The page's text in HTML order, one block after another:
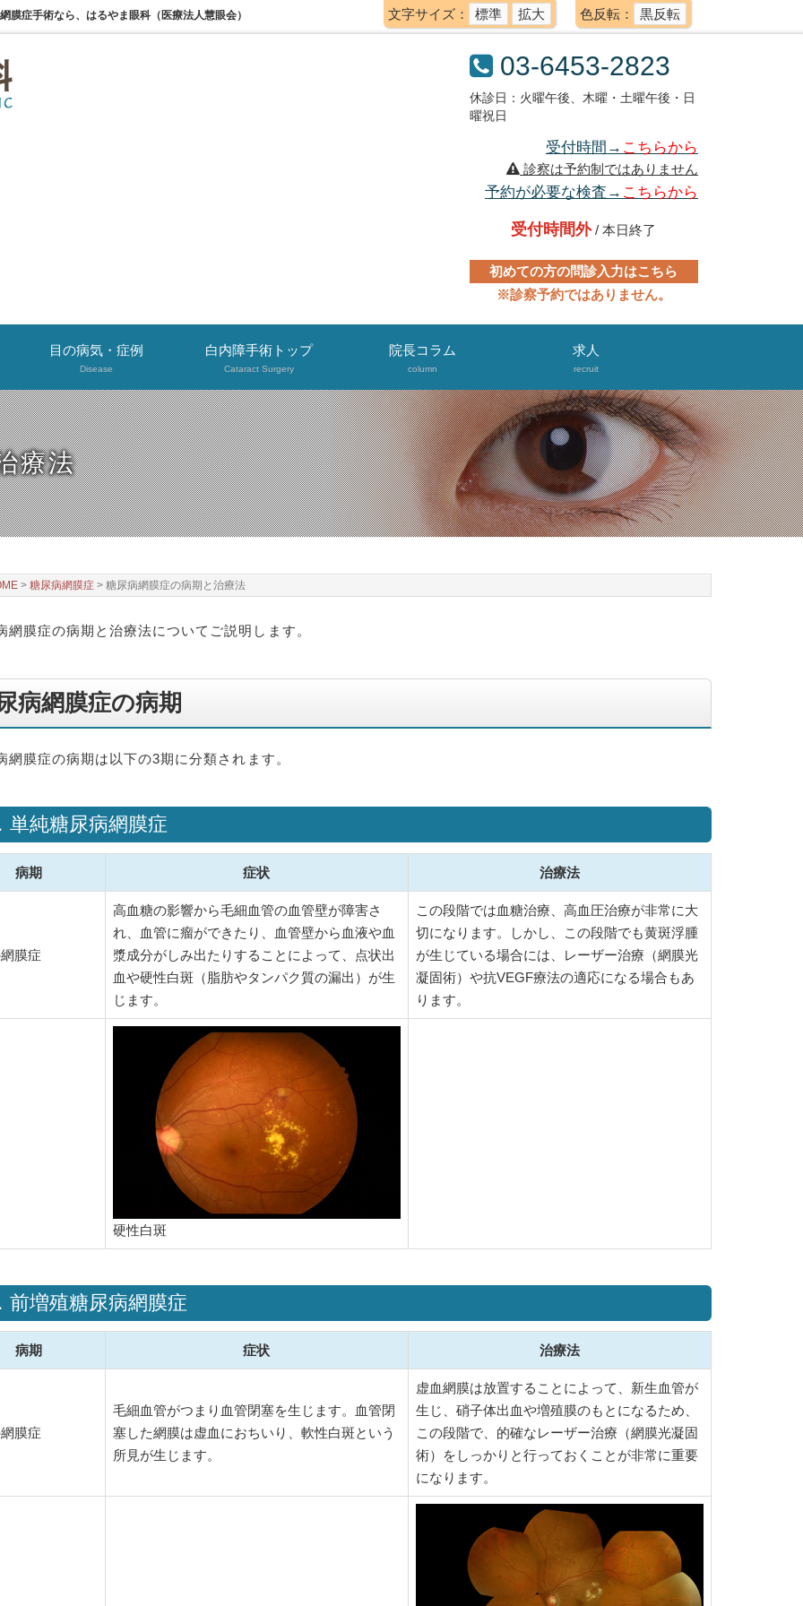
症手術なら、はるやま眼科（医療法人慧眼会） 文字サイズ： 標準 拡大 色反転： 黒反転
03-6453-2823
休診日：火曜午後、木曜・土曜午後・日
曜祝日
受付時間→ こちらから
診察は予約制ではありません
予約が必要な検査→ こちらから
受付時間外/ 本日終了
初めての方の問診入力はこちら
※診察予約ではありません。
目の病気・症例
Disease
白内障手術トップ
Cataract Surgery
院長コラム
column
求人
recruit
療法
> 糖尿病網膜症> 糖尿病網膜症の病期と治療法
網膜症の病期と治療法についてご説明します。
病網膜症の病期
網膜症の病期は以下の3期に分類されます。
単純糖尿病網膜症
病期 症状 治療法
膜症
高血糖の影響から毛細血管の血管壁が障害さ
れ、血管に瘤ができたり、血管壁から血液や血
漿成分がしみ出たりすることによって、点状出
血や硬性白斑（脂肪やタンパク質の漏出）が生
じます。
この段階では血糖治療、高血圧治療が非常に大
切になります。しかし、この段階でも黄斑浮腫
が生じている場合には、レーザー治療（網膜光
凝固術）や抗VEGF療法の適応になる場合もあ
ります。
硬性白斑
前増殖糖尿病網膜症
病期 症状 治療法
膜症
毛細血管がつまり血管閉塞を生じます。血管閉
塞した網膜は虚血におちいり、軟性白斑という
所見が生じます。
虚血網膜は放置することによって、新生血管が
生じ、硝子体出血や増殖膜のもとになるため、
この段階で、的確なレーザー治療（網膜光凝固
術）をしっかりと行っておくことが非常に重要
になります。